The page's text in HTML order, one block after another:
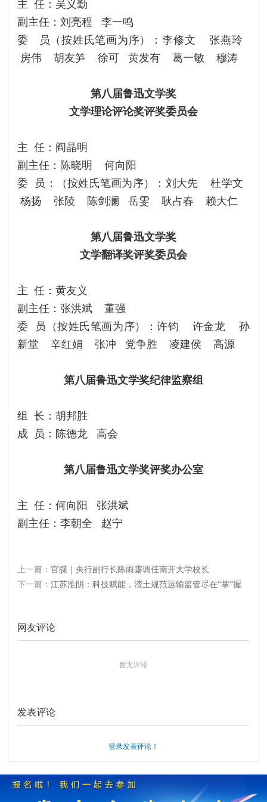
主 任：吴义勤
副主任：刘亮程 李一鸣
委 员（按姓氏笔画为序）：李修文 张燕玲
房伟 胡友笋 徐可 黄发有 葛一敏 穆涛
第八届鲁迅文学奖
文学理论评论奖评奖委员会
主 任：阎晶明
副主任：陈晓明 何向阳
委 员：（按姓氏笔画为序）：刘大先 杜学文
杨扬 张陵 陈剑澜 岳雯 耿占春 赖大仁
第八届鲁迅文学奖
文学翻译奖评奖委员会
主 任：黄友义
副主任：张洪斌 董强
委 员（按姓氏笔画为序）：许钧 许金龙 孙
新堂 辛红娟 张冲 党争胜 凌建侯 高源
第八届鲁迅文学奖纪律监察组
组 长：胡邦胜
成 员：陈德龙 高会
第八届鲁迅文学奖评奖办公室
主 任：何向阳 张洪斌
副主任：李朝全 赵宁
上一篇：官牒｜央行副行长陈雨露调任南开大学校长
下一篇：江苏淮阴：科技赋能，渣土规范运输监管尽在“掌”握
网友评论
暂无评论
发表评论
登录发表评论！